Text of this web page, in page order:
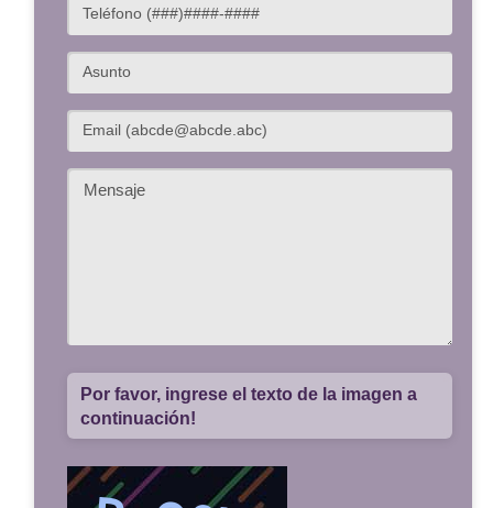
Por favor, ingrese el texto de la imagen a
continuación!